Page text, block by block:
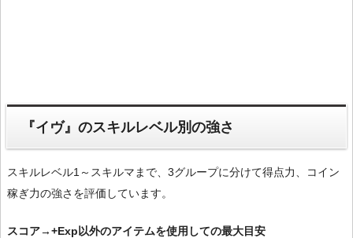
『イヴ』のスキルレベル別の強さ
スキルレベル1～スキルマまで、3グループに分けて得点力、コイン
稼ぎ力の強さを評価しています。
スコア→+Exp以外のアイテムを使用しての最大目安